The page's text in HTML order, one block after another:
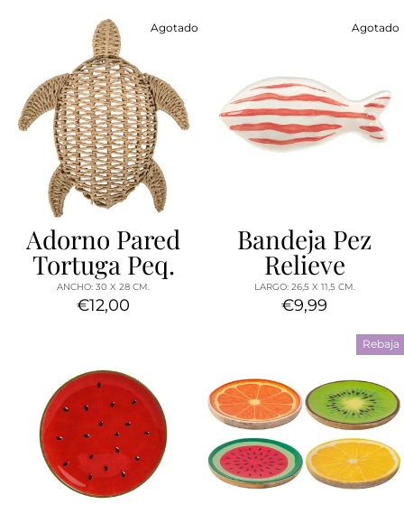
Agotado
Adorno Pared
Tortuga Peq.
ANCHO: 30 X 28 CM.
€12,00
Agotado
Bandeja Pez
Relieve
LARGO: 26,5 X 11,5 CM.
€9,99
Rebaja